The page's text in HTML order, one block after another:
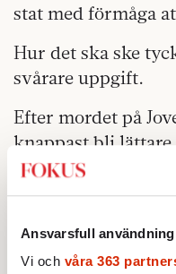
Ansvarsfull
Vi och våra 363
stat med förmåga
Hur det ska ske
svårare uppgift.
Efter mordet på
knappast bli lättare.
Publicerad 2021-07-16